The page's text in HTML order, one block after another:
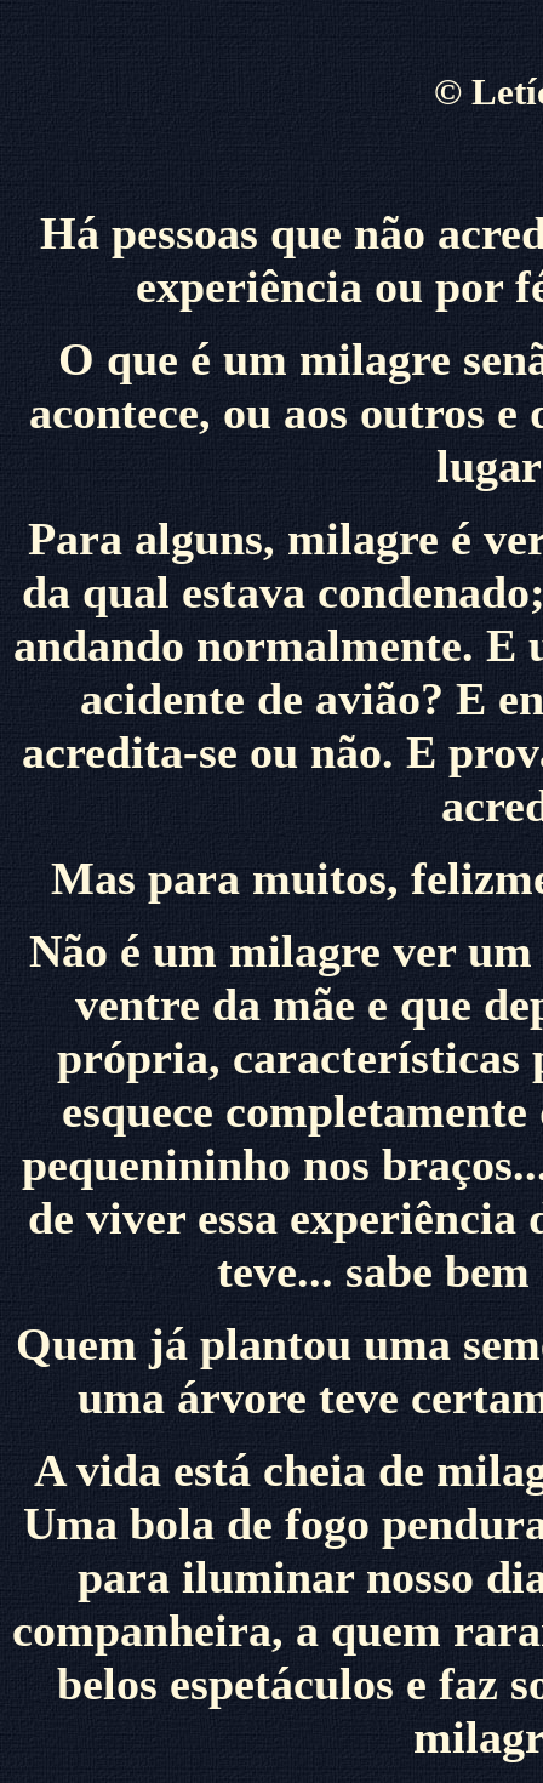
©
Há pessoas que não
experiência ou por
O que é um milagre
acontece, ou aos outros
Para alguns, milagre é
da qual estava
andando normalmente. E
acidente de avião? E
acredita-se ou não. E
Mas para muitos,
Não é um milagre ver um
ventre da mãe e que
própria, características
esquece
pequenininho nos
de viver essa
teve... sabe
Quem já plantou uma
uma árvore teve
A vida está cheia de
Uma bola de fogo
para iluminar nosso
companheira, a quem
belos espetáculos e faz